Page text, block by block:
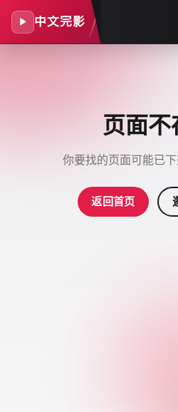
中文完影
页面不
你要找的页面可能已下
返回首页